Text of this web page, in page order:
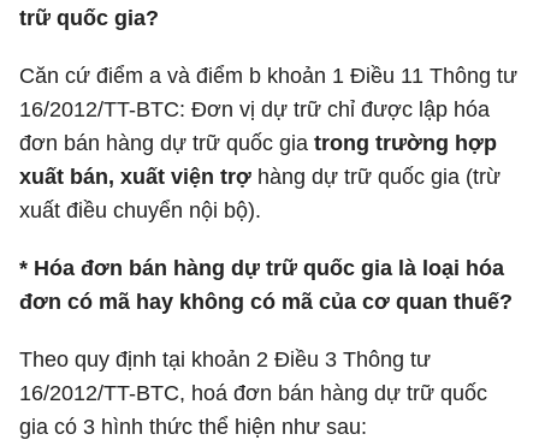
trữ quốc gia?
Căn cứ điểm a và điểm b khoản 1 Điều 11 Thông tư
16/2012/TT-BTC: Đơn vị dự trữ chỉ được lập hóa
đơn bán hàng dự trữ quốc gia trong trường hợp
xuất bán, xuất viện trợ hàng dự trữ quốc gia (trừ
xuất điều chuyển nội bộ).
* Hóa đơn bán hàng dự trữ quốc gia là loại hóa
đơn có mã hay không có mã của cơ quan thuế?
Theo quy định tại khoản 2 Điều 3 Thông tư
16/2012/TT-BTC, hoá đơn bán hàng dự trữ quốc
gia có 3 hình thức thể hiện như sau: